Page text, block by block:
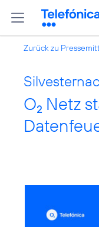
Zurück zu
O2 Netz